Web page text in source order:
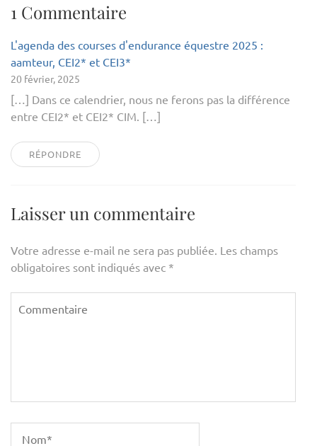
1 Commentaire
L'agenda des courses d'endurance équestre 2025 :
aamteur, CEI2* et CEI3*
20 février, 2025
[…] Dans ce calendrier, nous ne ferons pas la différence
entre CEI2* et CEI2* CIM. […]
RÉPONDRE
Laisser un commentaire
Votre adresse e-mail ne sera pas publiée. Les champs
obligatoires sont indiqués avec *